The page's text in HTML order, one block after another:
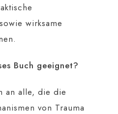
wirksame
Buch geeignet?
an alle, die die
von Trauma